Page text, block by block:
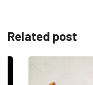
Related post